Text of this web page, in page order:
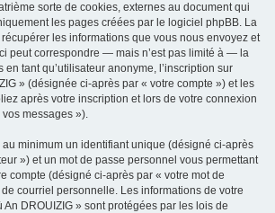
sorte de cookies, externes au document qui
les pages créées par le logiciel phpBB. La
les informations que vous nous envoyez et
peut correspondre — mais n’est pas limité à — la
tant qu’utilisateur anonyme, l’inscription sur
» (désignée ci-après par « votre compte ») et les
après votre inscription et lors de votre connexion
messages »).
minimum un identifiant unique (désigné ci-après
») et un mot de passe personnel vous permettant
compte (désigné ci-après par « votre mot de
courriel personnelle. Les informations de votre
DROUIZIG » sont protégées par les lois de